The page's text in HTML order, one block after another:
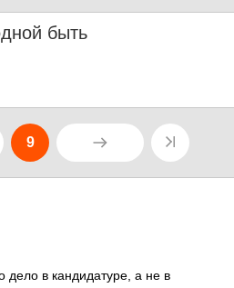
быть
9
дело в кандидатуре, а не в